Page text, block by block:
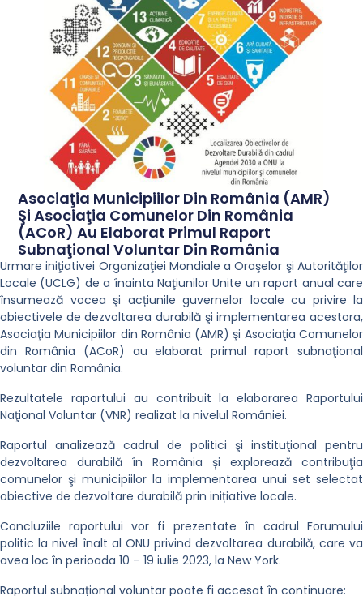
Asociaţia Municipiilor Din România (AMR)
Şi Asociaţia Comunelor Din România
(ACoR) Au Elaborat Primul Raport
Subnaţional Voluntar Din România
Urmare iniţiativei Organizaţiei Mondiale a Oraşelor şi Autorităţilor
Locale (UCLG) de a înainta Naţiunilor Unite un raport anual care
însumează vocea şi acțiunile guvernelor locale cu privire la
obiectivele de dezvoltarea durabilă şi implementarea acestora,
Asociaţia Municipiilor din România (AMR) şi Asociaţia Comunelor
din România (ACoR) au elaborat primul raport subnaţional
voluntar din România.
Rezultatele raportului au contribuit la elaborarea Raportului
Naţional Voluntar (VNR) realizat la nivelul României.
Raportul analizează cadrul de politici şi instituţional pentru
dezvoltarea durabilă în România și explorează contribuţia
comunelor şi municipiilor la implementarea unui set selectat
obiective de dezvoltare durabilă prin inițiative locale.
Concluziile raportului vor fi prezentate în cadrul Forumului
politic la nivel înalt al ONU privind dezvoltarea durabilă, care va
avea loc în perioada 10 – 19 iulie 2023, la New York.
Raportul subnațional voluntar poate fi accesat în continuare: